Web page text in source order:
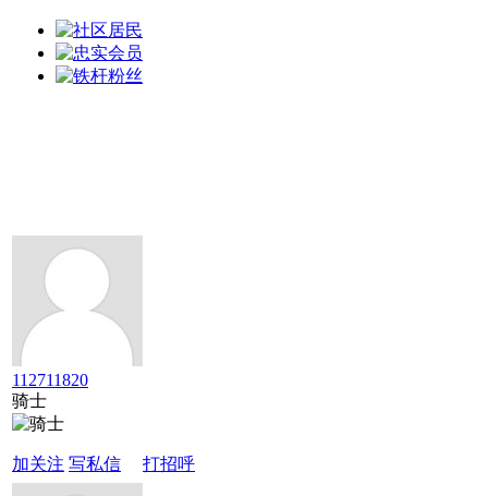
112711820
骑士
加关注 写私信 打招呼